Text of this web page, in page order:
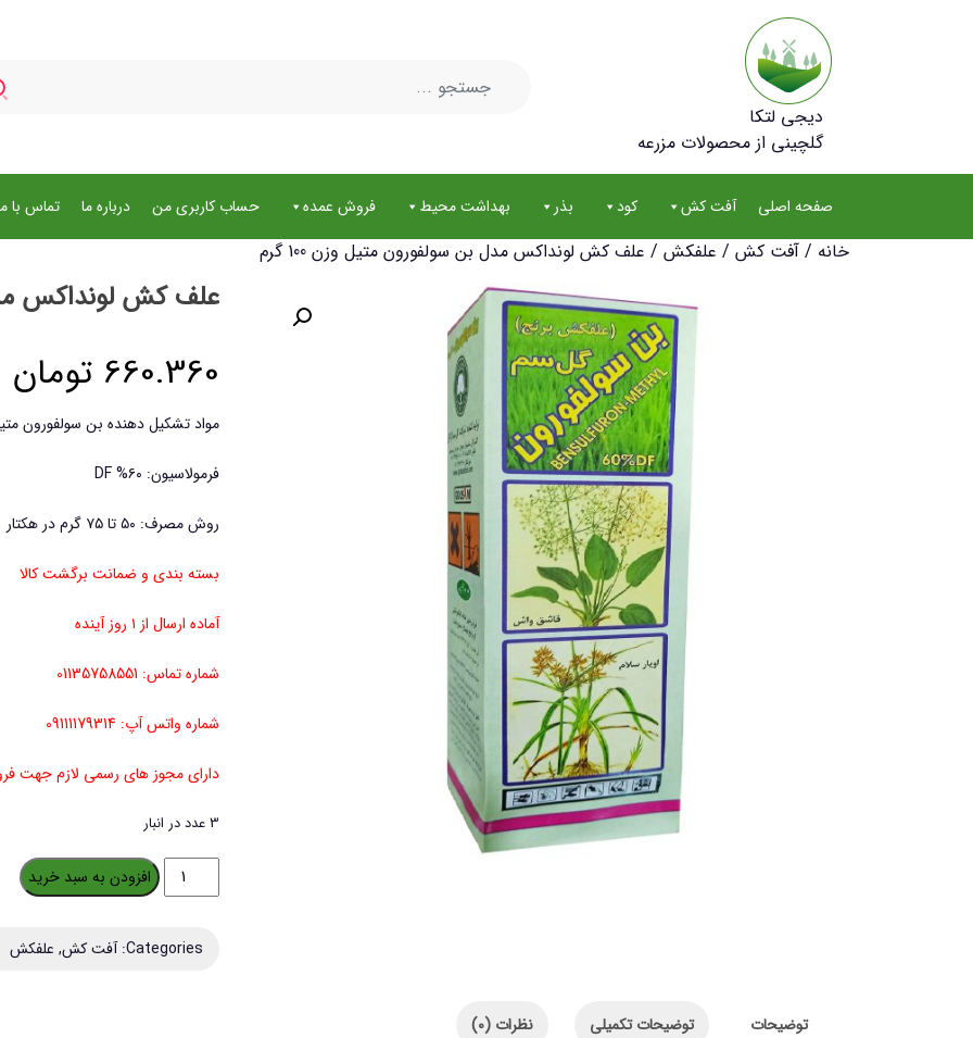
دیجی لتکا
گلچینی از محصولات مزرعه
صفحه اصلی آفت کش کود بذر بهداشت محیط فروش عمده حساب کاربری من درباره ما تماس با
خانه / آفت کش / علفکش / علف کش لونداکس مدل بن سولفورون متیل وزن 100 گرم
علف کش لونداکس مدل
660.360 تومان
مواد تشکیل دهنده بن سولفورون متیل
فرمولاسیون: ۶۰% DF
روش مصرف: ۵۰ تا ۷۵ گرم در هکتار
بسته بندی و ضمانت برگشت کالا
آماده ارسال از ۱ روز آینده
شماره تماس: 01135758551
شماره واتس آپ: 09111179314
دارای مجوز های رسمی لازم جهت
3 عدد در انبار
لونداکس
افزودن به سبد خرید
Categories: آفت کش, علفکش
توضیحات توضیحات تکمیلی نظرات (0)